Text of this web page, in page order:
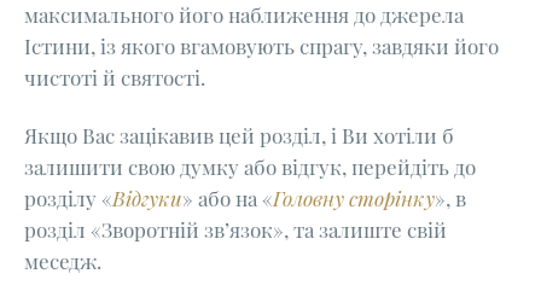
максимального його наближення до джерела
Істини, із якого вгамовують спрагу, завдяки його
чистоті й святості.
Якщо Вас зацікавив цей розділ, і Ви хотіли б
залишити свою думку або відгук, перейдіть до
розділу «Відгуки» або на «Головну сторінку», в
розділ «Зворотній зв’язок», та залиште свій
меседж.